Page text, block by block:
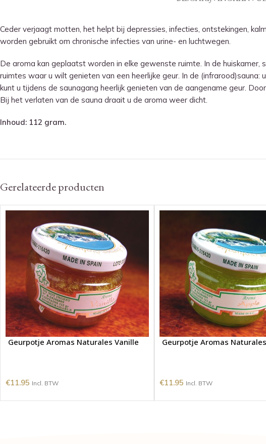
Ceder verjaagt motten, het helpt bij depressies, infecties, ontstekingen,
worden gebruikt om chronische infecties van urine- en luchtwegen.
De aroma kan geplaatst worden in elke gewenste ruimte. In de
ruimtes waar u wilt genieten van een heerlijke geur. In de
kunt u tijdens de saunagang heerlijk genieten van de aangename geur.
Bij het verlaten van de sauna draait u de aroma weer dicht.
Inhoud: 112 gram.
Gerelateerde producten
Geurpotje Aromas Naturales Vanille
€11.95 Incl. BTW
Geurpotje Aromas
€11.95 Incl. BTW